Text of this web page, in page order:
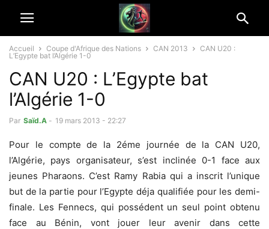
Accueil Coupe d'Afrique des Nations CAN 2013
CAN U20 :
L’Egypte bat l’Algérie 1-0
CAN U20 : L’Egypte bat
l’Algérie 1-0
Par Saïd.A - 19 mars 2013 - 22:27
Pour le compte de la 2éme journée de la CAN U20,
l’Algérie, pays organisateur, s’est inclinée 0-1 face aux
jeunes Pharaons. C’est Ramy Rabia qui a inscrit l’unique
but de la partie pour l’Egypte déja qualifiée pour les demi-
finale. Les Fennecs, qui possédent un seul point obtenu
face au Bénin, vont jouer leur avenir dans cette